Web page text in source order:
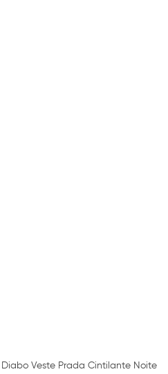
Veste Prada Cintilante Noite